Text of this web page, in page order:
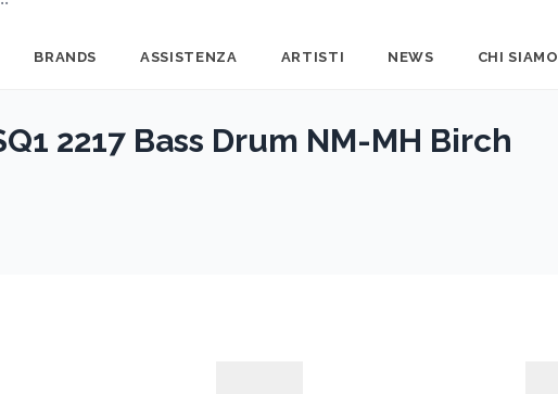
BRANDS ASSISTENZA ARTISTI NEWS CHI SIAMO
2217 Bass Drum NM-MH Birch